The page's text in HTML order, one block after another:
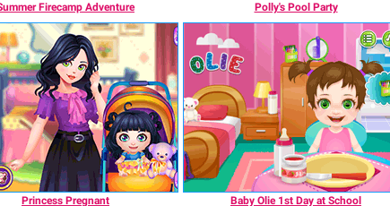
Firecamp Adventure Polly's Pool Party
Princess Pregnant Baby Olie 1st Day at School